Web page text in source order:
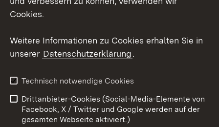
Cookies.
Weitere Informationen zu Cookies erhalten Sie in
unserer Datenschutzerklärung.
Technisch notwendige Cookies
Drittanbieter-Cookies (Social-Media-Elemente von
Facebook, X / Twitter und Google werden auf der
gesamten Webseite aktiviert.)